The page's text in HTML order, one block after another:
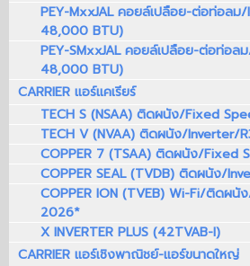
PEY-MxxJAL คอยล์เปลือย-ต่อท่อล
48,000 BTU)
PEY-SMxxJAL คอยล์เปลือย-ต่อท่อ
48,000 BTU)
CARRIER แอร์แคเรียร์
TECH S (NSAA) ติดผนัง/Fixed
TECH V (NVAA) ติดผนัง/Inverter/
COPPER 7 (TSAA) ติดผนัง/Fixed
COPPER SEAL (TVDB) ติดผนัง/
COPPER ION (TVEB) Wi-Fi/ติดผ
2026*
X INVERTER PLUS (42TVAB-I)
CARRIER แอร์เชิงพาณิชย์-แอร์ขนาดใหญ่